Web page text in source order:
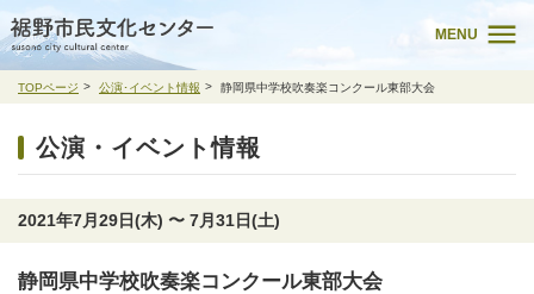
MENU
TOPページ 公演･イベント情報 静岡県中学校吹奏楽コンクール東部大会
公演・イベント情報
2021年7月29日(木) 〜 7月31日(土)
静岡県中学校吹奏楽コンクール東部大会